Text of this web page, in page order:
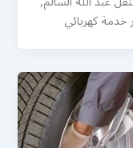
خدمة كهربائي